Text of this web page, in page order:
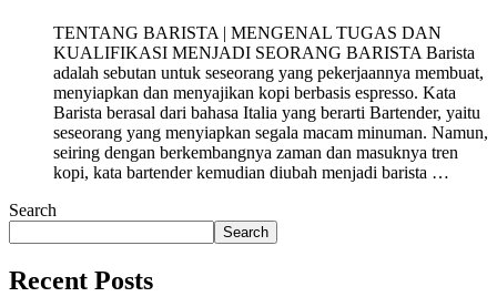
TENTANG BARISTA | MENGENAL TUGAS DAN
KUALIFIKASI MENJADI SEORANG BARISTA Barista
adalah sebutan untuk seseorang yang pekerjaannya membuat,
menyiapkan dan menyajikan kopi berbasis espresso. Kata
Barista berasal dari bahasa Italia yang berarti Bartender, yaitu
seseorang yang menyiapkan segala macam minuman. Namun,
seiring dengan berkembangnya zaman dan masuknya tren
kopi, kata bartender kemudian diubah menjadi barista …
Search
Search
Recent Posts